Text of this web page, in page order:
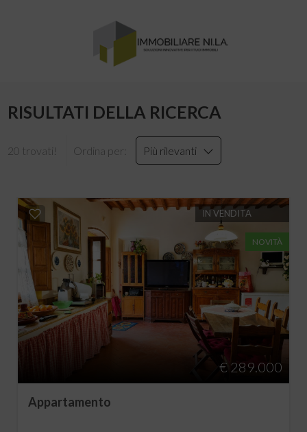
RISULTATI DELLA RICERCA
20 trovati! Ordina per: Più rilevanti
IN VENDITA
NOVITÀ
€ 289.000
Appartamento